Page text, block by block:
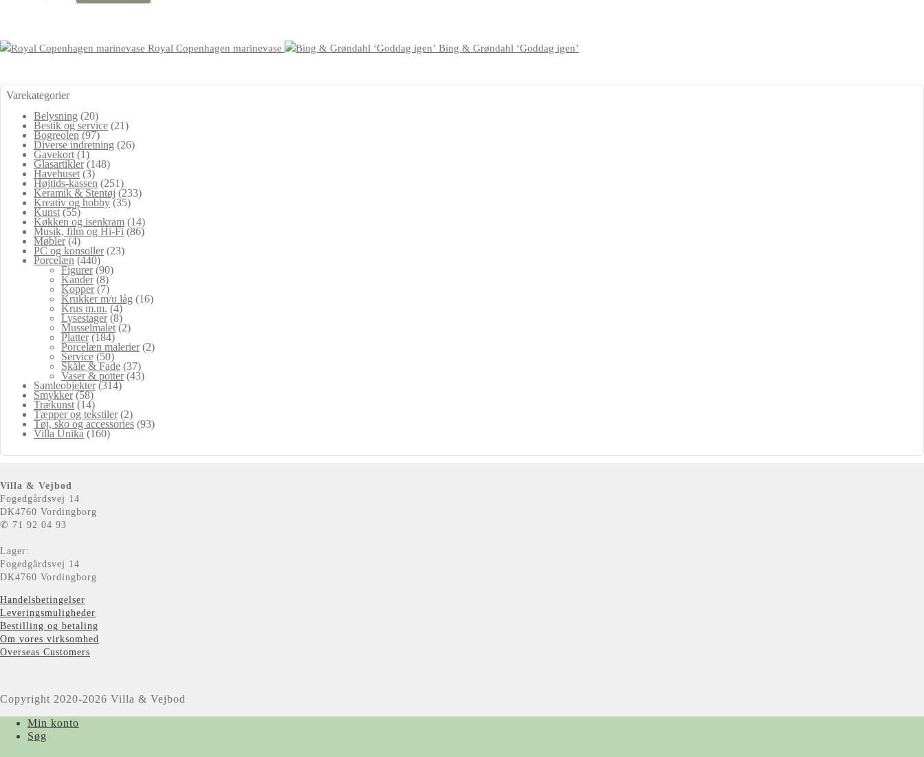
Royal Copenhagen marinevase Bing & Grøndahl ‘Goddag igen’
Varekategorier
Belysning (20)
Bestik og service (21)
Bogreolen (97)
Diverse indretning (26)
Gavekort (1)
Glasartikler (148)
Havehuset (3)
Højtids-kassen (251)
Keramik & Stentøj (233)
Kreativ og hobby (35)
Kunst (55)
Køkken og isenkram (14)
Musik, film og Hi-Fi (86)
Møbler (4)
PC og konsoller (23)
Porcelæn (440)
Figurer (90)
Kander (8)
Kopper (7)
Krukker m/u låg (16)
Krus m.m. (4)
Lysestager (8)
Musselmalet (2)
Platter (184)
Porcelæn malerier (2)
Service (50)
Skåle & Fade (37)
Vaser & potter (43)
Samleobjekter (314)
Smykker (58)
Trækunst (14)
Tæpper og tekstiler (2)
Tøj, sko og accessories (93)
Villa Unika (160)
Villa & Vejbod
Fogedgårdsvej 14
DK4760 Vordingborg
✆ 71 92 04 93
Lager:
Fogedgårdsvej 14
DK4760 Vordingborg
Handelsbetingelser
Leveringsmuligheder
Bestilling og betaling
Om vores virksomhed
Overseas Customers
Copyright 2020-2026 Villa & Vejbod
Min konto
Søg